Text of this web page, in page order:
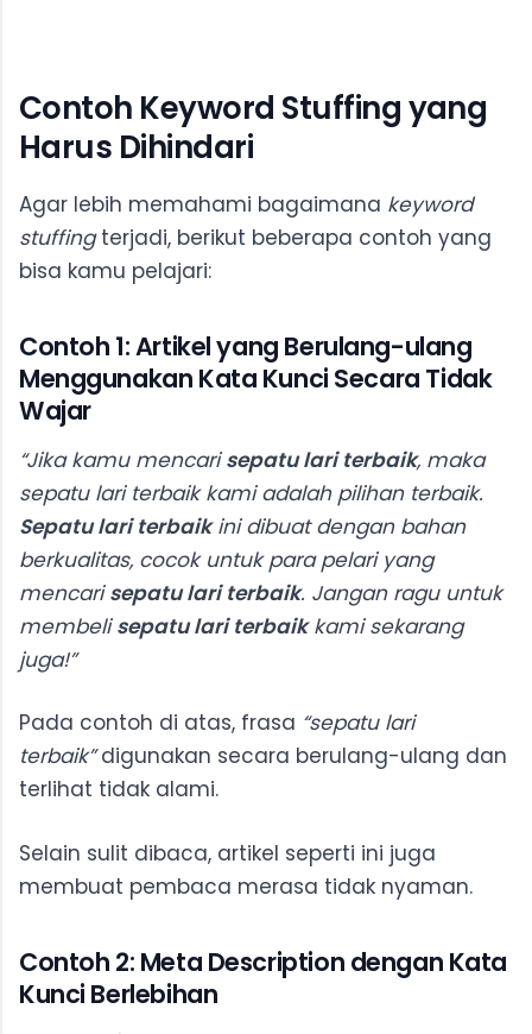
Contoh Keyword Stuffing yang
Harus Dihindari
Agar lebih memahami bagaimana keyword
stuffingterjadi, berikut beberapa contoh yang
bisa kamu pelajari:
Contoh 1: Artikel yang Berulang-ulang
Menggunakan Kata Kunci Secara Tidak
Wajar
“Jika kamu mencarisepatu lari terbaik, maka
sepatu lari terbaik kami adalah pilihan terbaik.
Sepatu lari terbaikini dibuat dengan bahan
berkualitas, cocok untuk para pelari yang
mencarisepatu lari terbaik. Jangan ragu untuk
membelisepatu lari terbaikkami sekarang
juga!”
Pada contoh di atas, frasa “sepatu lari
terbaik”digunakan secara berulang-ulang dan
terlihat tidak alami.
Selain sulit dibaca, artikel seperti ini juga
membuat pembaca merasa tidak nyaman.
Contoh 2: Meta Description dengan Kata
Kunci Berlebihan